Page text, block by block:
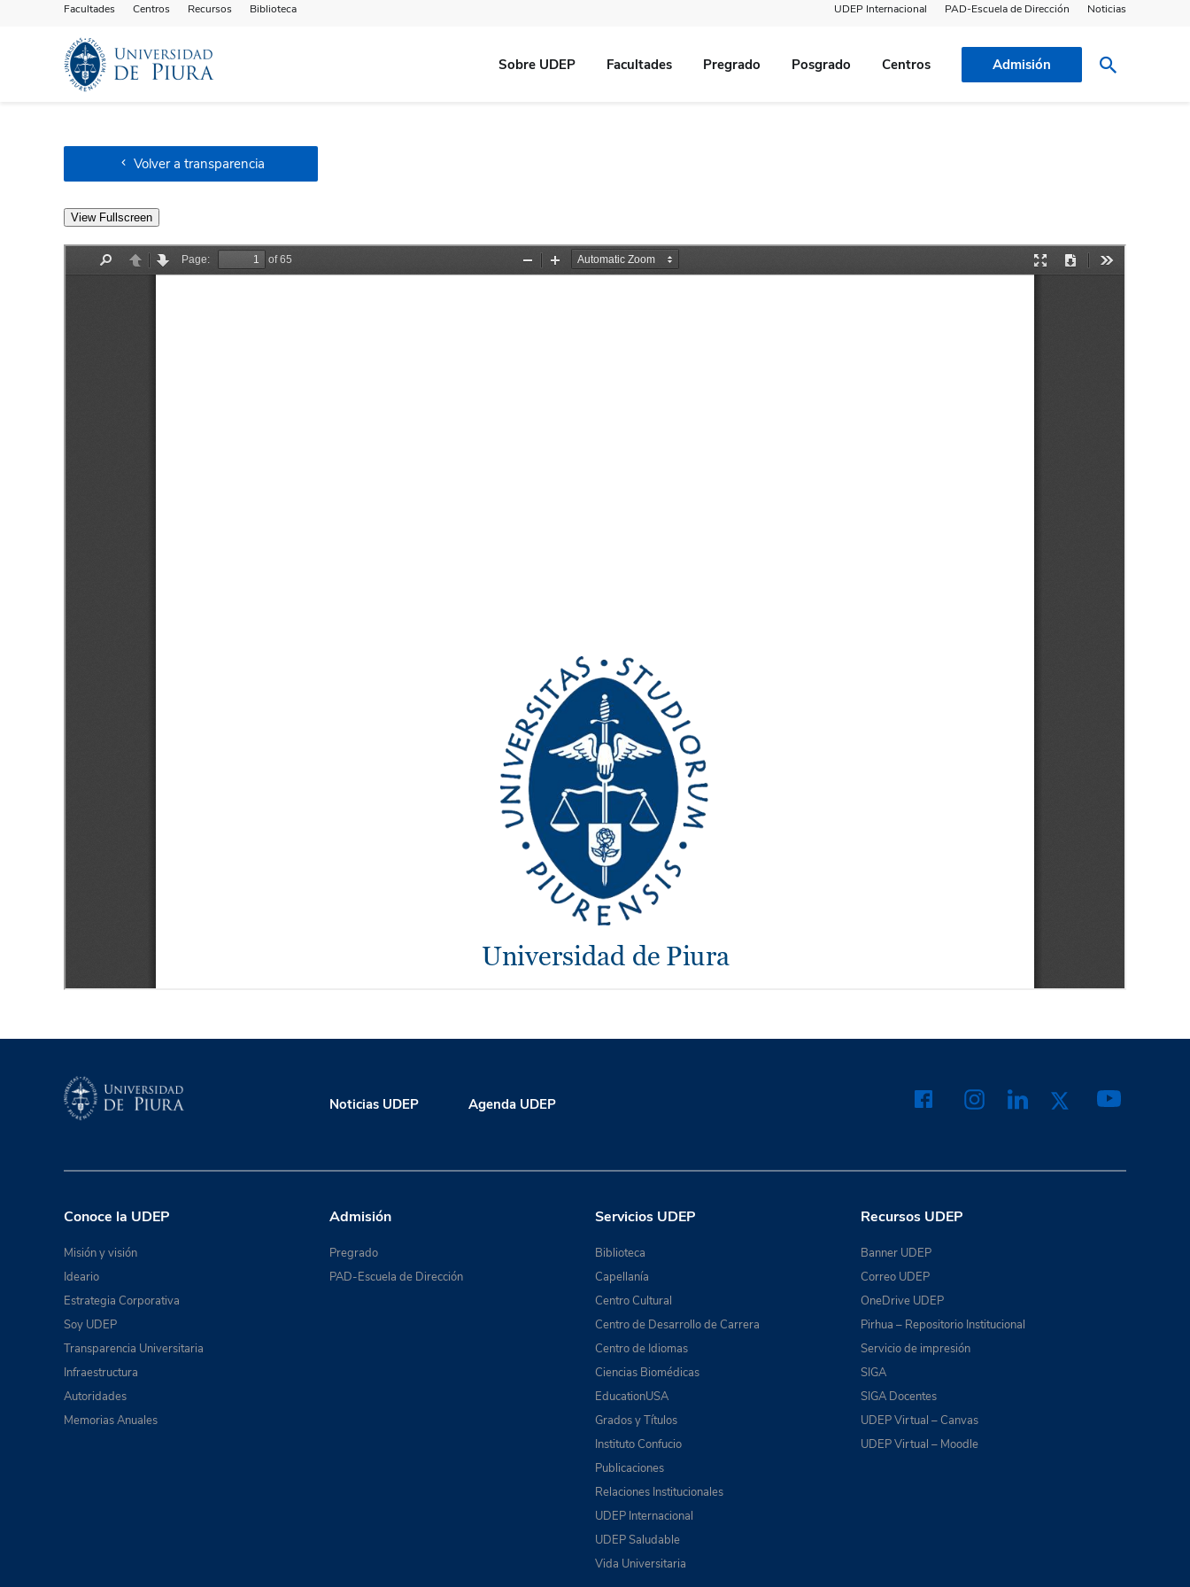
Facultades Centros Recursos Biblioteca UDEP Internacional PAD-Escuela de Dirección Noticias
Sobre UDEP Facultades Pregrado Posgrado Centros Admisión
Volver a transparencia
View Fullscreen
Noticias UDEP Agenda UDEP
Conoce la UDEP
Misión y visión
Ideario
Estrategia Corporativa
Soy UDEP
Transparencia Universitaria
Infraestructura
Autoridades
Memorias Anuales
Admisión
Pregrado
PAD-Escuela de Dirección
Servicios UDEP
Biblioteca
Capellanía
Centro Cultural
Centro de Desarrollo de Carrera
Centro de Idiomas
Ciencias Biomédicas
EducationUSA
Grados y Títulos
Instituto Confucio
Publicaciones
Relaciones Institucionales
UDEP Internacional
UDEP Saludable
Vida Universitaria
Recursos UDEP
Banner UDEP
Correo UDEP
OneDrive UDEP
Pirhua – Repositorio Institucional
Servicio de impresión
SIGA
SIGA Docentes
UDEP Virtual – Canvas
UDEP Virtual – Moodle